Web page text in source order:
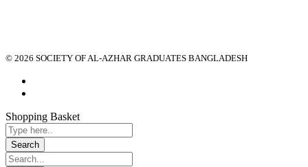
© 2026 SOCIETY OF AL-AZHAR GRADUATES BANGLADESH
Shopping Basket